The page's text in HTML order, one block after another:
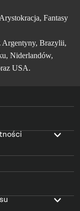
Fantasy
Argentyny, Brazylii,
Niderlandów,
USA.